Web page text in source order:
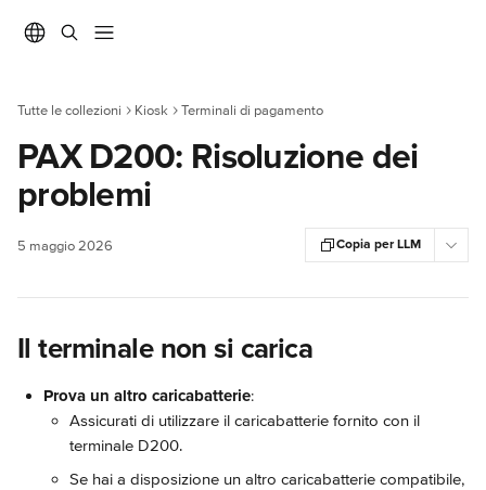
Tutte le collezioni Kiosk Terminali di pagamento
PAX D200: Risoluzione dei
problemi
5 maggio 2026 Copia per LLM
Il terminale non si carica
Prova un altro caricabatterie:
Assicurati di utilizzare il caricabatterie fornito con il
terminale D200.
Se hai a disposizione un altro caricabatterie compatibile,